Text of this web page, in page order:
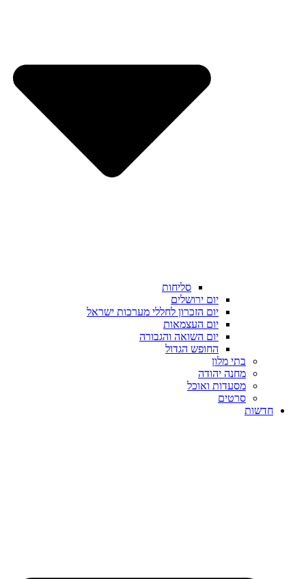
סליחות
יום ירושלים
יום הזכרון לחללי מערכות ישראל
יום העצמאות
יום השואה והגבורה
החופש הגדול
בתי מלון
מחנה יהודה
מסעדות ואוכל
סרטים
חדשות